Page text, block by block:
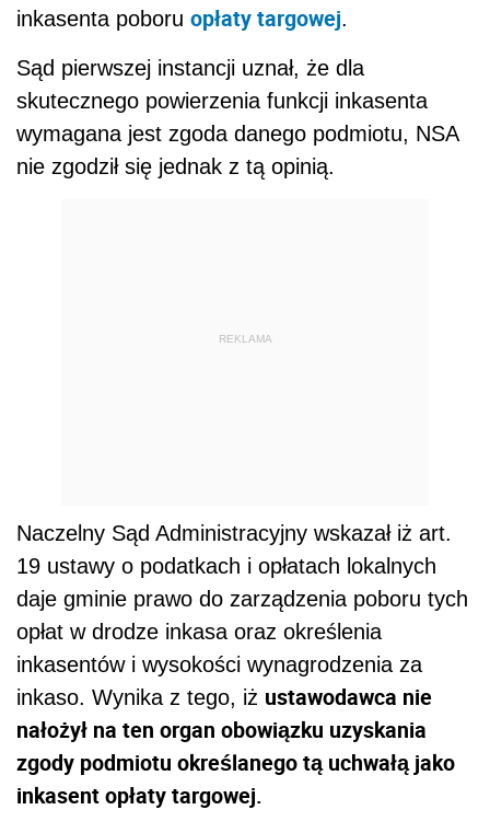
inkasenta poboru opłaty targowej.
Sąd pierwszej instancji uznał, że dla
skutecznego powierzenia funkcji inkasenta
wymagana jest zgoda danego podmiotu, NSA
nie zgodził się jednak z tą opinią.
REKLAMA
Naczelny Sąd Administracyjny wskazał iż art.
19 ustawy o podatkach i opłatach lokalnych
daje gminie prawo do zarządzenia poboru tych
opłat w drodze inkasa oraz określenia
inkasentów i wysokości wynagrodzenia za
inkaso. Wynika z tego, iż ustawodawca nie
nałożył na ten organ obowiązku uzyskania
zgody podmiotu określanego tą uchwałą jako
inkasent opłaty targowej.